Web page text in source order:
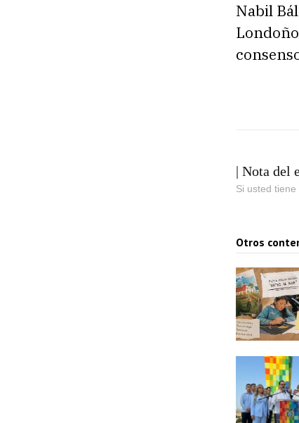
Nabil
| Nota del
Si usted
Otros